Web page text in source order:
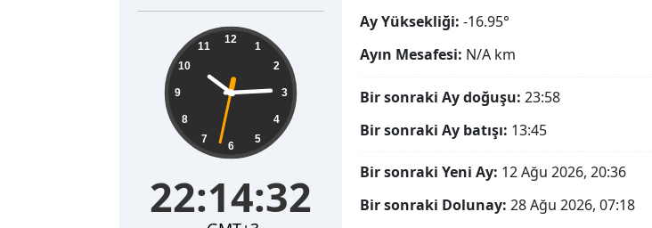
22:14:33 12
1
2
3
4
5
6
7
8
9
10
11
22:14:33
Ay Yüksekliği: -16.95°
Ayın Mesafesi: N/A km
Bir sonraki Ay doğuşu: 23:58
Bir sonraki Ay batışı: 13:45
Bir sonraki Yeni Ay: 12 Ağu 2026, 20:36
Bir sonraki Dolunay: 28 Ağu 2026, 07:18